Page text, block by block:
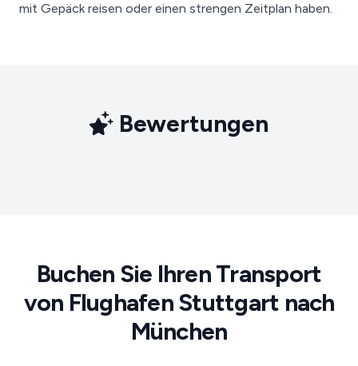
mit Gepäck reisen oder einen strengen Zeitplan haben.
Bewertungen
Buchen Sie Ihren Transport
von Flughafen Stuttgart nach
München